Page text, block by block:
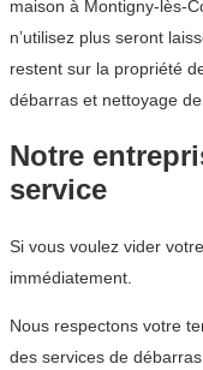
maison à Montigny-lès-
n’utilisez plus seront
restent sur la propriété
débarras et nettoyage
Notre
service
Si vous voulez vider
immédiatement.
Nous respectons votre
des services de